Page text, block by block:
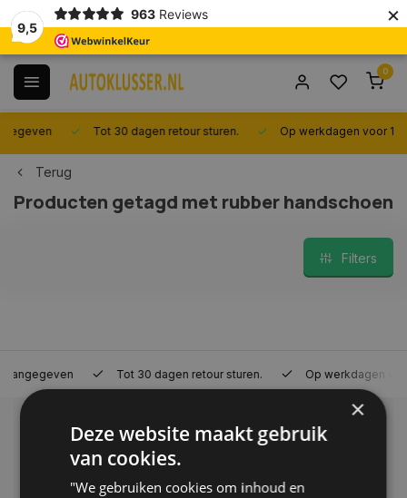
9,5
963 Reviews ×
0
Tot 30 dagen retour sturen. Op werkdagen voor 14.00 uur
Terug
Producten getagd met rubber handschoen
Filters
Tot 30 dagen retour sturen. Op werkdagen voor 14.00
Klantenservice
Veelgestelde vragen
06-39119169
×
Deze website maakt gebruik
van cookies.
"We gebruiken cookies om inhoud en